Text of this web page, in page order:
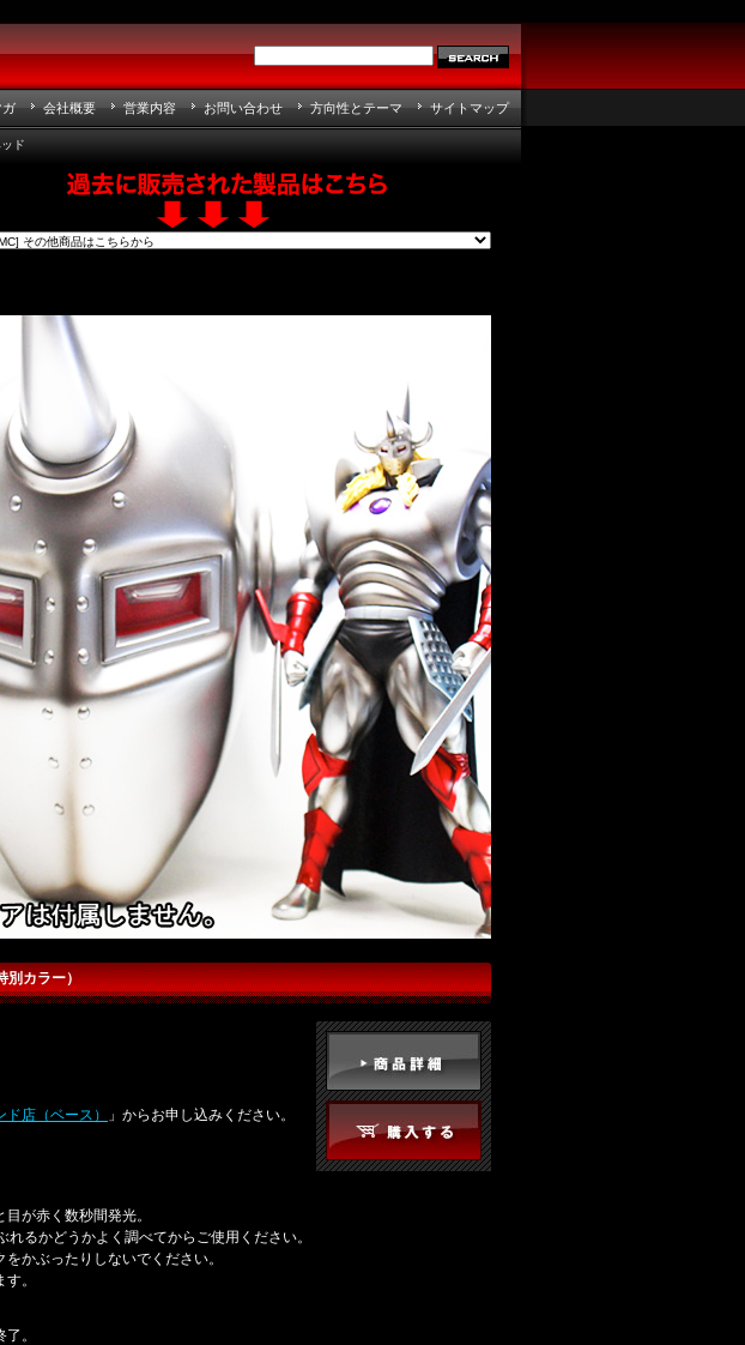
ガ 会社概要 営業内容 お問い合わせ 方向性とテーマ サイトマップ
ド
別カラー）
ド店（ベース）
」からお申し込みください。
が赤く数秒間発光。
れるかどうかよく調べてからご使用ください。
かぶったりしないでください。
。
。